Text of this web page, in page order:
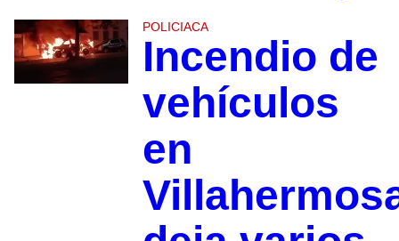
POLICIACA
Incendio de
vehículos
en